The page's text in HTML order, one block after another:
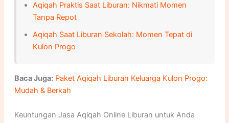
Aqiqah Praktis Saat Liburan: Nikmati Momen
Tanpa Repot
Aqiqah Saat Liburan Sekolah: Momen Tepat di
Kulon Progo
Baca Juga: Paket Aqiqah Liburan Keluarga Kulon Progo:
Mudah & Berkah
Keuntungan Jasa Aqiqah Online Liburan untuk Anda